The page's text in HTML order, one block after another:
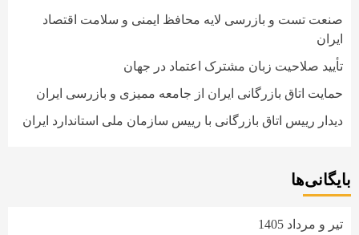
صنعت تست و بازرسی لایه محافظ ایمنی و سلامت اقتصاد
ایران
تأیید صلاحیت زبان مشترک اعتماد در جهان
حمایت اتاق بازرگانی ایران از جامعه ممیزی و بازرسی ایران
دیدار رییس اتاق بازرگانی با رییس سازمان ملی استاندارد ایران
بایگانی‌ها
تیر و مرداد 1405